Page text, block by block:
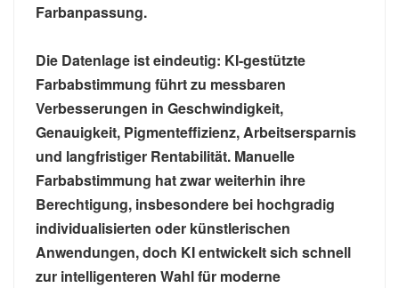
Farbanpassung.
Die Datenlage ist eindeutig: KI-gestützte
Farbabstimmung führt zu messbaren
Verbesserungen in Geschwindigkeit,
Genauigkeit, Pigmenteffizienz, Arbeitsersparnis
und langfristiger Rentabilität. Manuelle
Farbabstimmung hat zwar weiterhin ihre
Berechtigung, insbesondere bei hochgradig
individualisierten oder künstlerischen
Anwendungen, doch KI entwickelt sich schnell
zur intelligenteren Wahl für moderne